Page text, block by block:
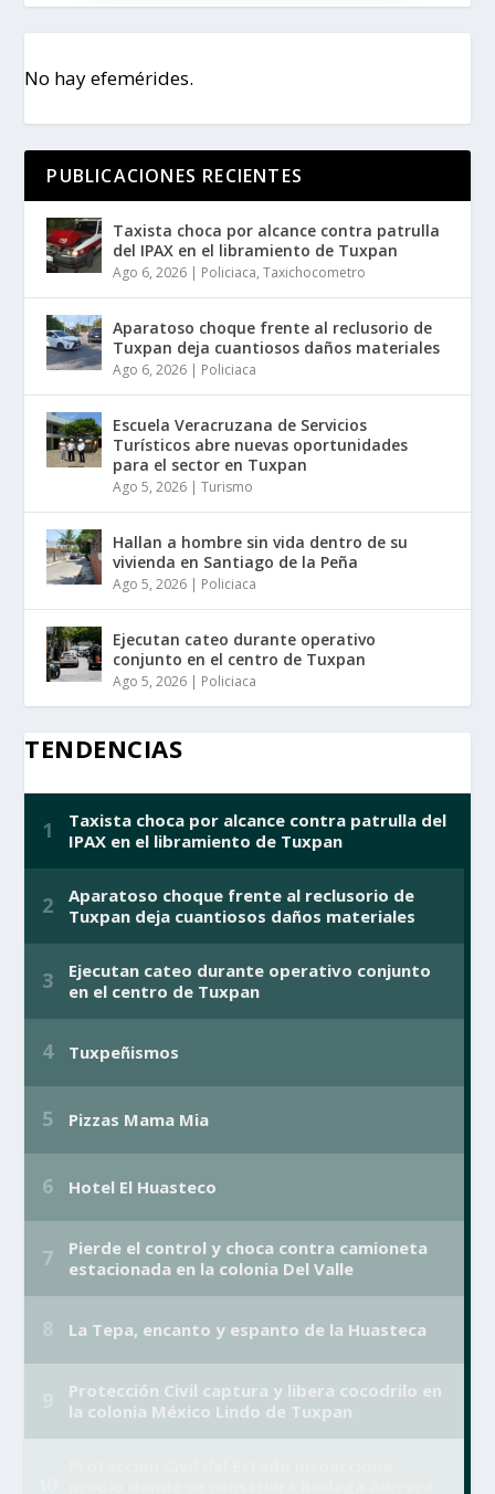
No hay efemérides.
PUBLICACIONES RECIENTES
Taxista choca por alcance contra patrulla
del IPAX en el libramiento de Tuxpan
Ago 6, 2026 | Policiaca,Taxichocometro
Aparatoso choque frente al reclusorio de
Tuxpan deja cuantiosos daños materiales
Ago 6, 2026 | Policiaca
Escuela Veracruzana de Servicios
Turísticos abre nuevas oportunidades
para el sector en Tuxpan
Ago 5, 2026 |Turismo
Hallan a hombre sin vida dentro de su
vivienda en Santiago de la Peña
Ago 5, 2026 | Policiaca
Ejecutan cateo durante operativo
conjunto en el centro de Tuxpan
Ago 5, 2026 | Policiaca
TENDENCIAS